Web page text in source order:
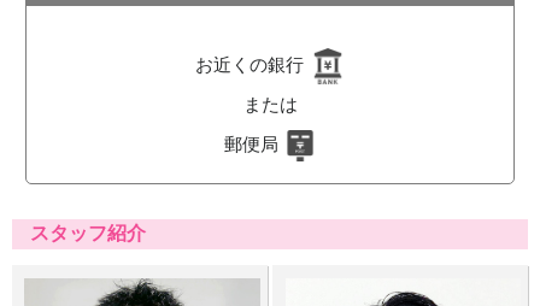
お近くの銀行
または
郵便局
スタッフ紹介